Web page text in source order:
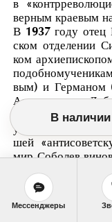
в
вер­ным кра­е­вым
В 1937 го­ду отец
ском от­де­ле­нии
ком
вым) и Гер­ма­ном
Алек­сан­дром
Алек­сан­дром
уча­стии в
шей
мир Со­болев
но­яб­ря 1937
ок­тяб­ря.
В наличии
Мессенджеры